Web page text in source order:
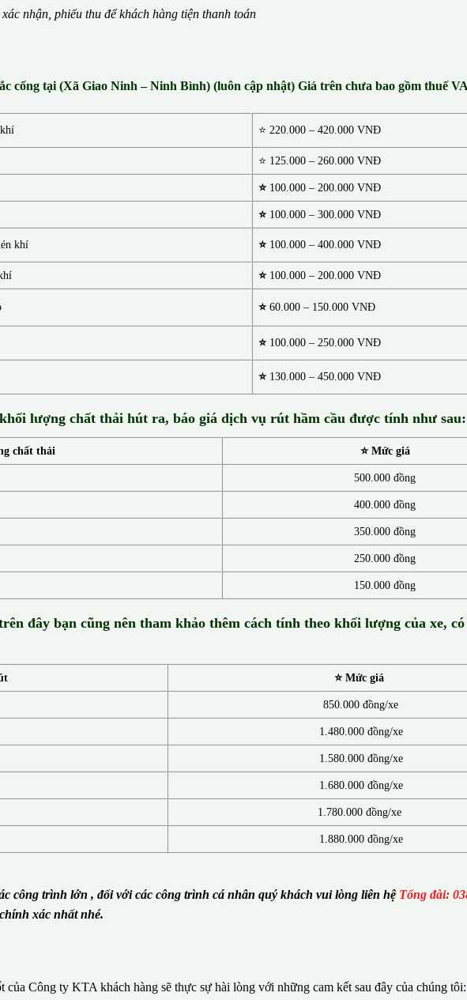
xác nhận, phiếu thu đểkhách hàng tiện thanh toán
cống tại (Xã Giao Ninh – Ninh Bình) (luôn cập nhật) Giá trên chưa bao gồm thuế
⭐ 220.000 – 420.000 VNĐ
⭐ 125.000 – 260.000 VNĐ
⭐ 100.000 – 200.000 VNĐ
⭐100.000 – 300.000 VNĐ
khí ⭐100.000 – 400.000 VNĐ
⭐100.000 – 200.000 VNĐ
⭐60.000 – 150.000 VNĐ
⭐ 100.000 – 250.000 VNĐ
⭐130.000 – 450.000 VNĐ
lượng chất thải hút ra, báo giá dịch vụ rút hầm cầu được tính như sau:
chất thải ⭐ Mức giá
500.000 đồng
400.000 đồng
350.000 đồng
250.000 đồng
150.000 đồng
đây bạn cũng nên tham khảo thêm cách tính theo khối lượng của xe,
⭐ Mức giá
850.000 đồng/xe
1.480.000 đồng/xe
1.580.000 đồng/xe
1.680.000 đồng/xe
1.780.000 đồng/xe
1.880.000 đồng/xe
công trình lớn , đối với các công trình cá nhân quý khách vui lòng liên hệ Tổng đài:
xác nhất nhé.
Công ty KTA khách hàng sẽ thực sự hài lòng với những cam kết sau đây của chúng tôi: